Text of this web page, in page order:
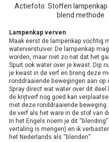
Actiefoto: Stoffen
blend methode
Lampenkap verven
Maak eerst de lampenkap vochtig
waterverstuiver. De lampenkap
worden, maar niet zo nat dat het
Spuit ook water over je kwast. Dip
je kwast in de verf en breng deze
ronddraaiende bewegingen aan op
Spray direct wat water over dit deel
de krijtverf nog goed kan
met deze ronddraaiende
de verf als het ware in de stof van
In het Engels noem je dit
vertaling is mengen) en ik
het Nederlands als “blenden”.